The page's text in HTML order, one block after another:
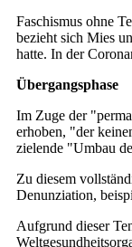
Faschismus ohne
bezieht sich Mies
hatte. In der
Übergangsphase
Im Zuge der
erhoben, "der
zielende "Umbau
Zu diesem
Denunziation,
Aufgrund dieser